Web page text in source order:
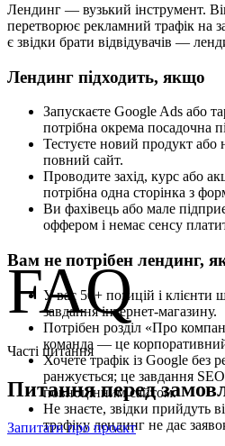
Лендинг — вузький інструмент.
перетворює рекламний трафік на
є звідки брати відвідувачів —
Лендинг підходить, якщо
Запускаєте Google Ads або
потрібна окрема посадочна
Тестуєте новий продукт або
повний сайт.
Проводите захід, курс або
потрібна одна сторінка з
Ви фахівець або мале
оффером і немає сенсу
Вам не потрібен лендинг,
У вас 50+ позицій і
завдання інтернет-магазину.
Потрібен розділ «Про
команда — це
Хочете трафік із Google
ранжується; це завдання
повноцінним сайтом.
Не знаєте, звідки прийдуть
трафіку лендинг не дає
FAQ
Часті питання
Питання перед
Запитати про проєкт